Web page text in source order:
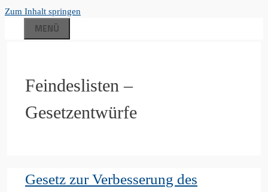
Zum Inhalt springen
MENÜ
Feindeslisten –
Gesetzentwürfe
Gesetz zur Verbesserung des